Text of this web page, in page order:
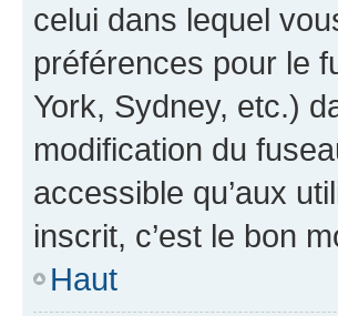
celui dans lequel
préférences pour le
York, Sydney, etc.)
modification du
accessible qu’aux
inscrit, c’est le bon
Haut